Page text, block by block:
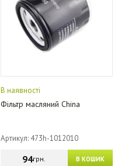
В наявності
Фільтр масляний China
Артикул: 473h-1012010
В КОШИК
94грн.